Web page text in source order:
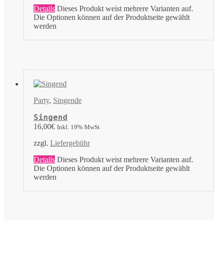
Details Dieses Produkt weist mehrere Varianten auf.
Die Optionen können auf der Produktseite gewählt
werden
Party, Singende
Singend
16,00€ Inkl. 19% MwSt
zzgl. Liefergebühr
Details Dieses Produkt weist mehrere Varianten auf.
Die Optionen können auf der Produktseite gewählt
werden